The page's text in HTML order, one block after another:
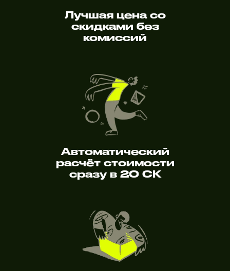
Лучшая цена со
скидками без
комиссий
Автоматический
расчёт стоимости
сразу в 20 СК